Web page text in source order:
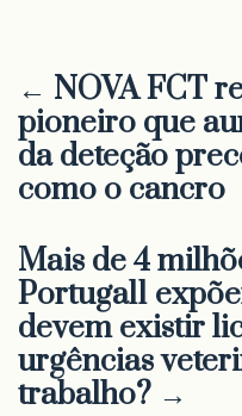
← NOVA FCT
pioneiro que
da deteção
como o cancro
Mais de 4
Portugal1
devem existir
urgências
trabalho? →